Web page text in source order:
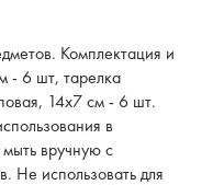
Комплектация и
- 6 шт, тарелка
14x7 см - 6 шт.
в
вручную с
Не использовать для